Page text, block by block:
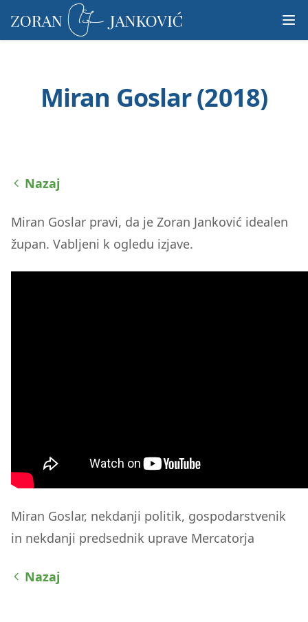
upoštevajte:
To
vključujeMiran Goslar (2018)
Nazaj
Miran Goslar pravi, da je Zoran Janković idealen
župan. Vabljeni k ogledu izjave.
Miran Goslar, nekdanji politik, gospodarstvenik
in nekdanji predsednik uprave Mercatorja
Nazaj